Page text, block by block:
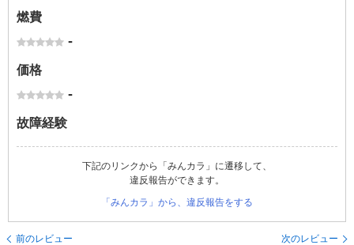
燃費
-
価格
-
故障経験
下記のリンクから「みんカラ」に遷移して、
違反報告ができます。
「みんカラ」から、違反報告をする
前のレビュー 次のレビュー